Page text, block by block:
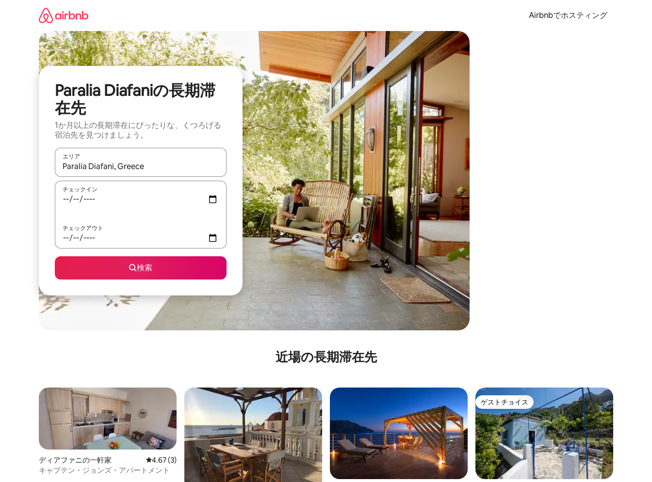
Airbnbでホスティング
Paralia Diafaniの長期滞
在先
1か月以上の長期滞在にぴったりな、くつろげる
宿泊先を見つけましょう。
エリア
検索結果が表示されたら、上下の矢印キーを使って移動するか、画面をタッチまたはスワイプして検索結果を確認することができます。
チェックイン
チェックアウト
検索
近場の長期滞在先
ディアファニの一軒家 レビュー3件、5つ星中4.67つ星の平均評価
4.67 (3)
キャプテン・ジョンズ・アパートメント
ゲストチョイス
ゲストチョイス